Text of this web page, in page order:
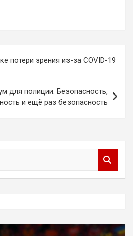
потери зрения из-за COVID-19
для полиции. Безопасность,
и ещё раз безопасность